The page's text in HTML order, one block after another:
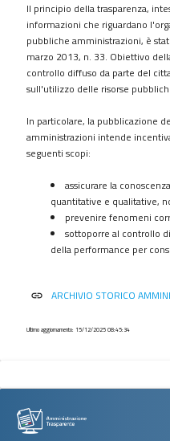
Enti
controllati
Attività
e
procedimenti
Controlli
sulle
contratti
contributi
vantaggi
immobili
e
Il principio della trasparenza,
informazioni che riguardano
pubbliche amministrazioni, è
marzo 2013, n. 33. Obiettivo
controllo diffuso da parte del
sull'utilizzo delle risorse
In particolare, la pubblicazione
amministrazioni intende
seguenti scopi:
assicurare la
quantitative e qualitative,
prevenire fenomeni
sottoporre al controllo
della performance per
link ARCHIVIO STORICO
Ultimo aggiornamento: 15/12/2025 08:45:34